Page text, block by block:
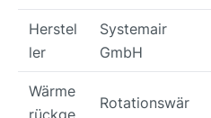
Herstel
ler
Systemair
GmbH
Wärme
rückge
Rotationswär